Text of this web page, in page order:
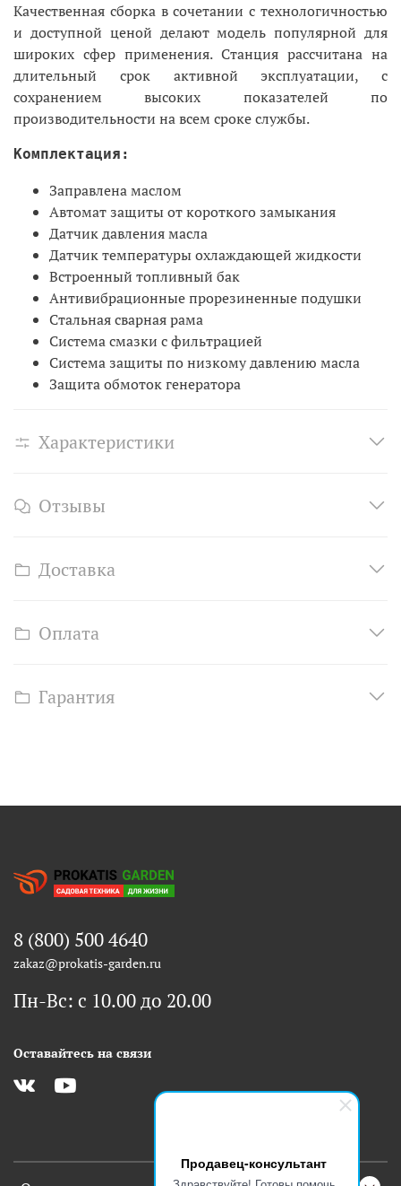
Продавец-консультант
Качественная сборка в сочетании с технологичностью
и доступной ценой делают модель популярной для
широких сфер применения. Станция рассчитана на
длительный срок активной эксплуатации, с
сохранением высоких показателей по
производительности на всем сроке службы.
Комплектация:
Заправлена маслом
Автомат защиты от короткого замыкания
Датчик давления масла
Датчик температуры охлаждающей жидкости
Встроенный топливный бак
Антивибрационные прорезиненные подушки
Стальная сварная рама
Система смазки с фильтрацией
Система защиты по низкому давлению масла
Защита обмоток генератора
Характеристики
Отзывы
Доставка
Оплата
Гарантия
8 (800) 500 4640
zakaz@prokatis-garden.ru
Пн-Вс: с 10.00 до 20.00
Оставайтесь на связи